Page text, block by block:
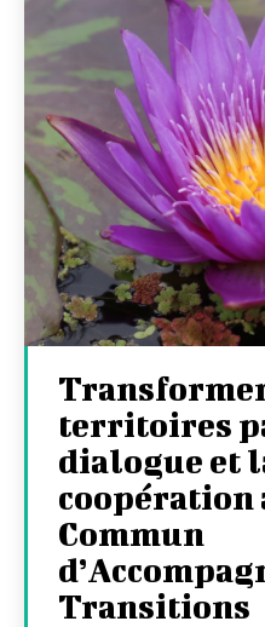
territoires
dialogue et
coopération
Commun
Transitions